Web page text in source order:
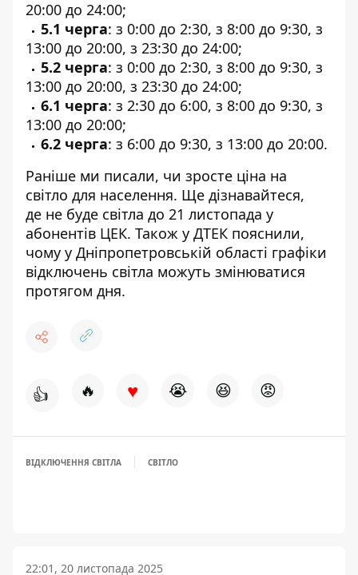
20:00 до 24:00;
5.1 черга: з 0:00 до 2:30, з 8:00 до 9:30, з
13:00 до 20:00, з 23:30 до 24:00;
5.2 черга: з 0:00 до 2:30, з 8:00 до 9:30, з
13:00 до 20:00, з 23:30 до 24:00;
6.1 черга: з 2:30 до 6:00, з 8:00 до 9:30, з
13:00 до 20:00;
6.2 черга: з 6:00 до 9:30, з 13:00 до 20:00.
Раніше ми писали, чи зросте ціна на
світло для населення. Ще дізнавайтеся,
де не буде світла до 21 листопада у
абонентів ЦЕК. Також у ДТЕК пояснили,
чому у Дніпропетровській області графіки
відключень світла можуть змінюватися
протягом дня.
👍 🔥 ♥ 😭 😆 😡
ВІДКЛЮЧЕННЯ СВІТЛА СВІТЛО
22:01, 20 листопада 2025